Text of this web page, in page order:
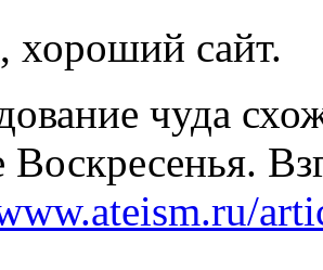
хороший сайт.
чуда